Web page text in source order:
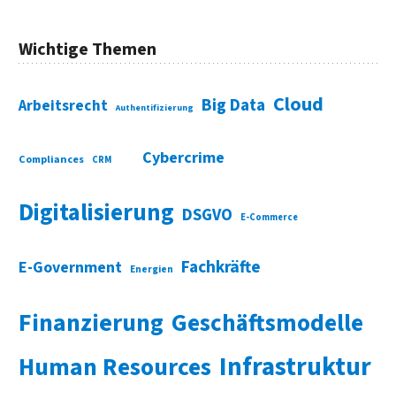
Wichtige Themen
Arbeitsrecht Authentifizierung Big Data Cloud
Compliances CRM Cybercrime
Digitalisierung DSGVO E-Commerce
E-Government Energien Fachkräfte
Finanzierung Geschäftsmodelle
Human Resources Infrastruktur